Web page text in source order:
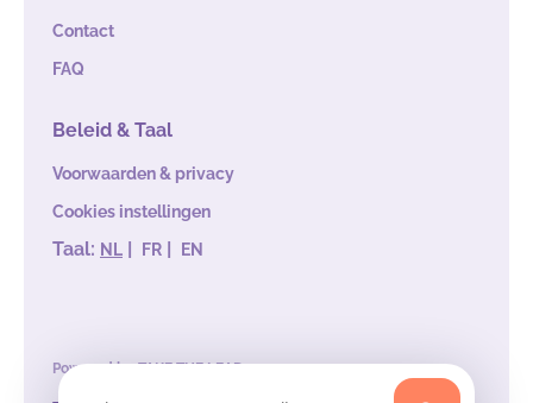
Contact
FAQ
Beleid & Taal
Voorwaarden & privacy
Cookies instellingen
Taal: NL | FR | EN
Powered byTAKE THE LEAD